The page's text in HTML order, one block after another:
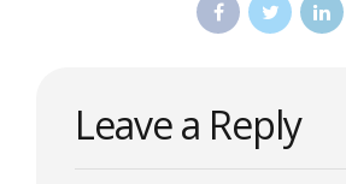
Leave a Reply